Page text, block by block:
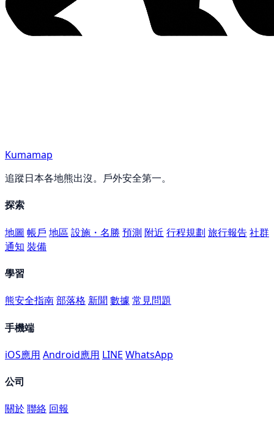
Kumamap
追蹤日本各地熊出沒。戶外安全第一。
探索
地圖 帳戶 地區 設施・名勝 預測 附近 行程規劃 旅行報告社群
通知 裝備
學習
熊安全指南部落格 新聞數據 常見問題
手機端
iOS應用 Android應用 LINE WhatsApp
公司
關於聯絡 回報